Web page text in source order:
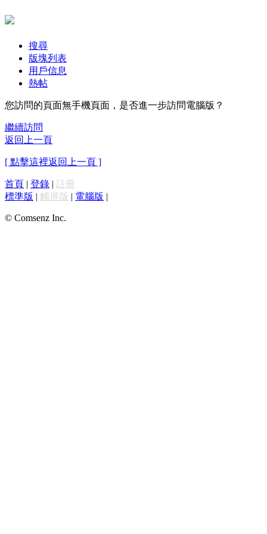
搜尋
版塊列表
用戶信息
熱帖
您訪問的頁面無手機頁面，是否進一步訪問電腦版？
繼續訪問
返回上一頁
[ 點擊這裡返回上一頁 ]
首頁 | 登錄 | 註冊
標準版 | 觸屏版 | 電腦版 |
© Comsenz Inc.